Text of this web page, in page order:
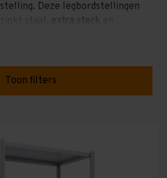
Deze legbordstellingen
uitstraling dan andere
of net hogere
van Easy Rack stellingen zijn
veel meer! Multi Profiel is de
Easy Rack stellingen in
Toon filters